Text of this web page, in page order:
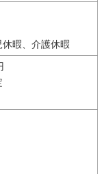
暇、介護休暇